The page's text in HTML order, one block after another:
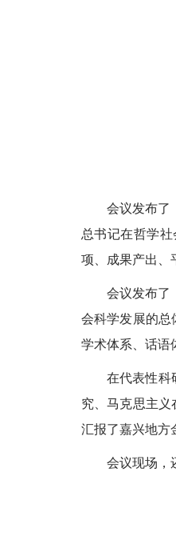
会议发布了
总书记在哲学
项、成果产出、
会议发布了
会科学发展的总
学术体系、话语
在代表性科
究、马克思主
汇报了嘉兴地方
会议现场，